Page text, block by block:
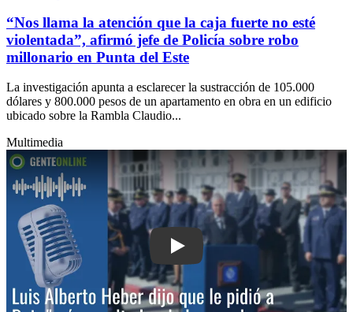
“Nos llama la atención que la caja fuerte no esté
violentada”, afirmó jefe de Policía sobre robo
millonario en Punta del Este
La investigación apunta a esclarecer la sustracción de 105.000
dólares y 800.000 pesos de un apartamento en obra en un edificio
ubicado sobre la Rambla Claudio...
Multimedia
Play: Luis Alberto Heber dijo que le